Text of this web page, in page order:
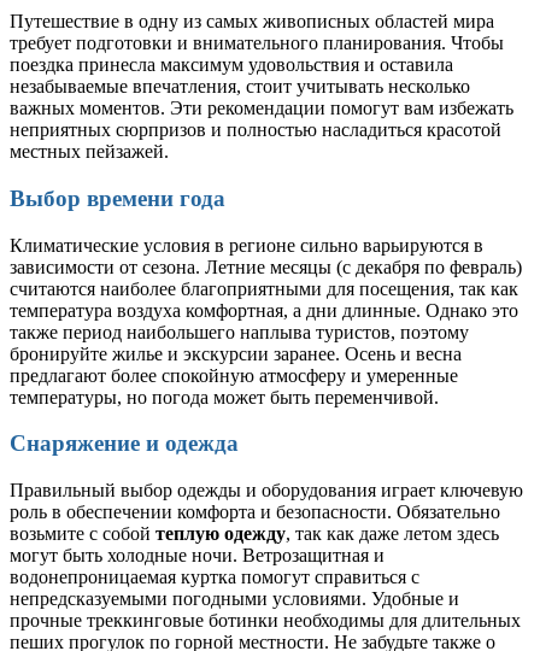
Путешествие в одну из самых живописных областей мира
требует подготовки и внимательного планирования. Чтобы
поездка принесла максимум удовольствия и оставила
незабываемые впечатления, стоит учитывать несколько
важных моментов. Эти рекомендации помогут вам избежать
неприятных сюрпризов и полностью насладиться красотой
местных пейзажей.
Выбор времени года
Климатические условия в регионе сильно варьируются в
зависимости от сезона. Летние месяцы (с декабря по февраль)
считаются наиболее благоприятными для посещения, так как
температура воздуха комфортная, а дни длинные. Однако это
также период наибольшего наплыва туристов, поэтому
бронируйте жилье и экскурсии заранее. Осень и весна
предлагают более спокойную атмосферу и умеренные
температуры, но погода может быть переменчивой.
Снаряжение и одежда
Правильный выбор одежды и оборудования играет ключевую
роль в обеспечении комфорта и безопасности. Обязательно
возьмите с собой теплую одежду, так как даже летом здесь
могут быть холодные ночи. Ветрозащитная и
водонепроницаемая куртка помогут справиться с
непредсказуемыми погодными условиями. Удобные и
прочные треккинговые ботинки необходимы для длительных
пеших прогулок по горной местности. Не забудьте также о